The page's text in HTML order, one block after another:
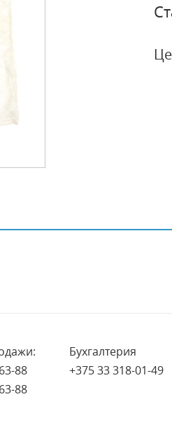
88
88
Бухгалтерия
+375 33 318-01-49